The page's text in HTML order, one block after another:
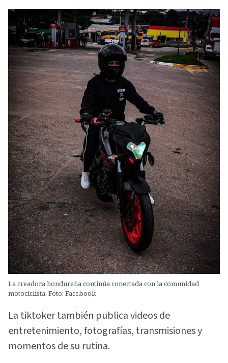
La creadora hondureña continúa conectada con la comunidad
motociclista. Foto: Facebook
La tiktoker también publica videos de
entretenimiento, fotografías, transmisiones y
momentos de su rutina.